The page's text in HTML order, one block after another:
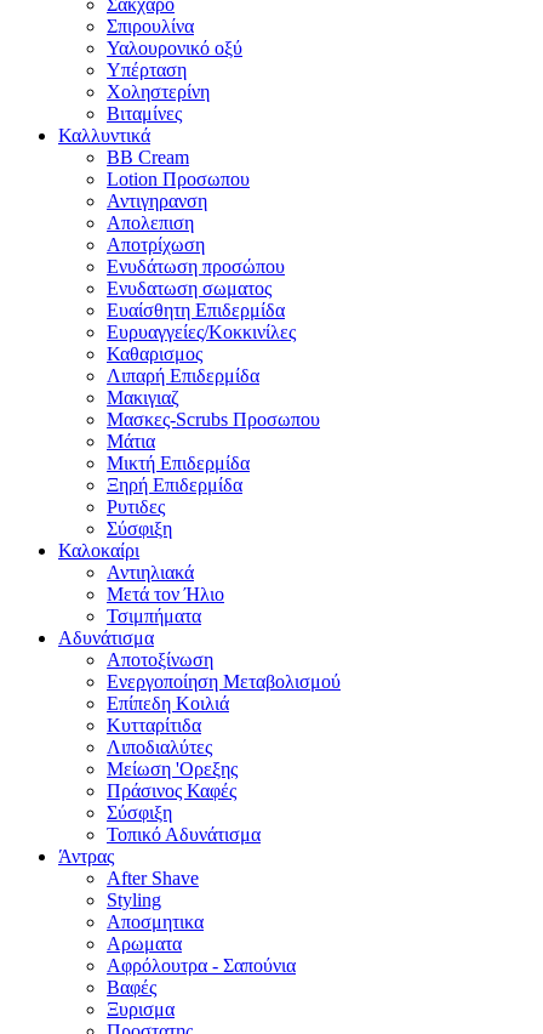
Σάκχαρο
Σπιρουλίνα
Υαλουρονικό οξύ
Υπέρταση
Χοληστερίνη
Βιταμίνες
Καλλυντικά
BB Cream
Lotion Προσωπου
Αντιγηρανση
Απολεπιση
Αποτρίχωση
Ενυδάτωση προσώπου
Ενυδατωση σωματος
Ευαίσθητη Επιδερμίδα
Ευρυαγγείες/Κοκκινίλες
Καθαρισμος
Λιπαρή Επιδερμίδα
Μακιγιαζ
Μασκες-Scrubs Προσωπου
Μάτια
Μικτή Επιδερμίδα
Ξηρή Επιδερμίδα
Ρυτιδες
Σύσφιξη
Καλοκαίρι
Αντιηλιακά
Μετά τον Ήλιο
Τσιμπήματα
Αδυνάτισμα
Αποτοξίνωση
Ενεργοποίηση Μεταβολισμού
Επίπεδη Κοιλιά
Κυτταρίτιδα
Λιποδιαλύτες
Μείωση 'Ορεξης
Πράσινος Καφές
Σύσφιξη
Τοπικό Αδυνάτισμα
Άντρας
After Shave
Styling
Αποσμητικα
Αρωματα
Αφρόλουτρα - Σαπούνια
Βαφές
Ξυρισμα